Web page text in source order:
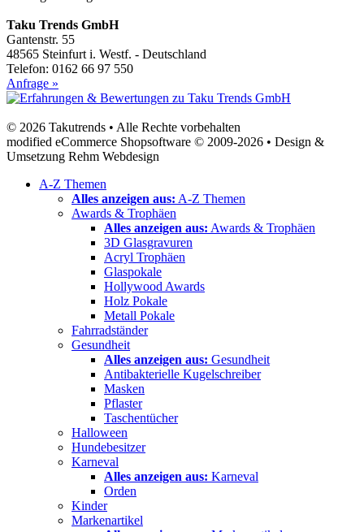
Taku Trends GmbH
Gantenstr. 55
48565 Steinfurt i. Westf. - Deutschland
Telefon: 0162 66 97 550
Anfrage »
© 2026 Takutrends • Alle Rechte vorbehalten
modified eCommerce Shopsoftware © 2009-2026 • Design &
Umsetzung Rehm Webdesign
A-Z Themen
Alles anzeigen aus: A-Z Themen
Awards & Trophäen
Alles anzeigen aus: Awards & Trophäen
3D Glasgravuren
Acryl Trophäen
Glaspokale
Hollywood Awards
Holz Pokale
Metall Pokale
Fahrradständer
Gesundheit
Alles anzeigen aus: Gesundheit
Antibakterielle Kugelschreiber
Masken
Pflaster
Taschentücher
Halloween
Hundebesitzer
Karneval
Alles anzeigen aus: Karneval
Orden
Kinder
Markenartikel